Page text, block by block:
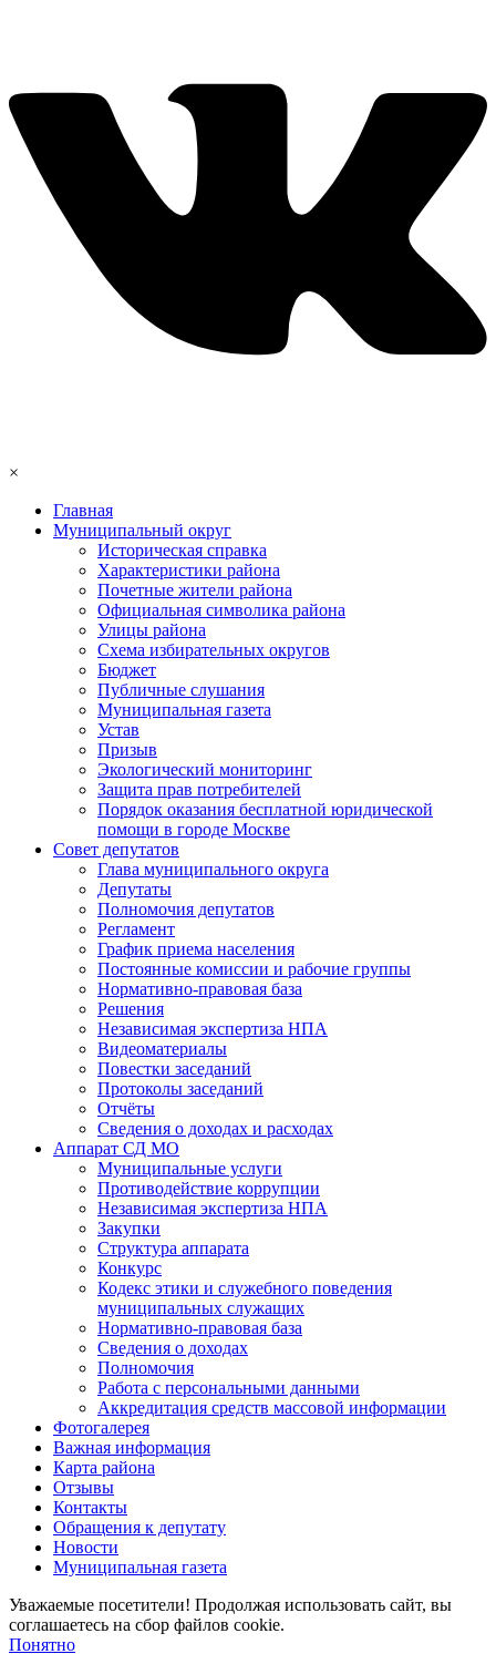
×
Главная
Муниципальный округ
Историческая справка
Характеристики района
Почетные жители района
Официальная символика района
Улицы района
Схема избирательных округов
Бюджет
Публичные слушания
Муниципальная газета
Устав
Призыв
Экологический мониторинг
Защита прав потребителей
Порядок оказания бесплатной юридической
помощи в городе Москве
Совет депутатов
Глава муниципального округа
Депутаты
Полномочия депутатов
Регламент
График приема населения
Постоянные комиссии и рабочие группы
Нормативно-правовая база
Решения
Независимая экспертиза НПА
Видеоматериалы
Повестки заседаний
Протоколы заседаний
Отчёты
Сведения о доходах и расходах
Аппарат СД МО
Муниципальные услуги
Противодействие коррупции
Независимая экспертиза НПА
Закупки
Структура аппарата
Конкурс
Кодекс этики и служебного поведения
муниципальных служащих
Нормативно-правовая база
Сведения о доходах
Полномочия
Работа с персональными данными
Аккредитация средств массовой информации
Фотогалерея
Важная информация
Карта района
Отзывы
Контакты
Обращения к депутату
Новости
Муниципальная газета
Уважаемые посетители! Продолжая использовать сайт, вы
соглашаетесь на сбор файлов cookie.
Понятно